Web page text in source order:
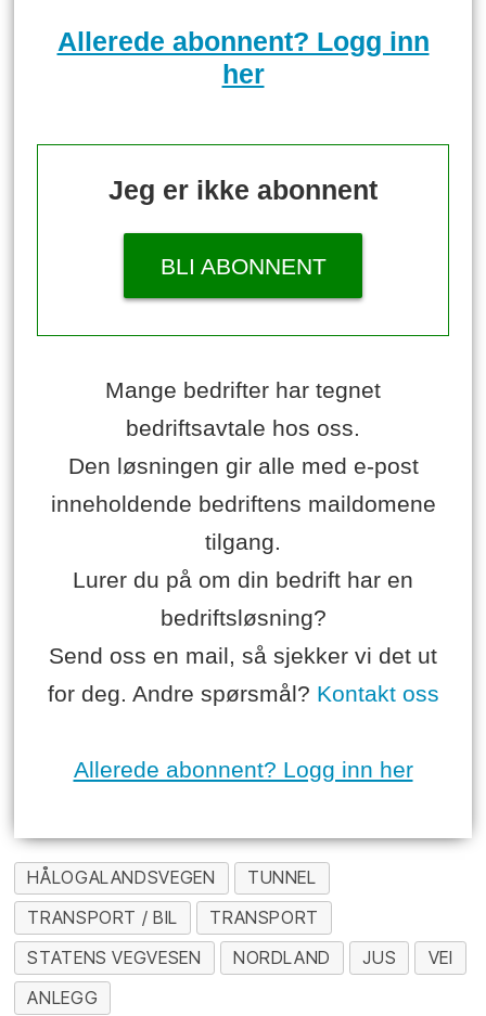
Allerede abonnent? Logg inn
her
Jeg er ikke abonnent
BLI ABONNENT
Mange bedrifter har tegnet
bedriftsavtale hos oss.
Den løsningen gir alle med e-post
inneholdende bedriftens maildomene
tilgang.
Lurer du på om din bedrift har en
bedriftsløsning?
Send oss en mail, så sjekker vi det ut
for deg. Andre spørsmål? Kontakt oss
Allerede abonnent? Logg inn her
HÅLOGALANDSVEGEN
TUNNEL
TRANSPORT / BIL
TRANSPORT
STATENS VEGVESEN
NORDLAND JUS
VEI
ANLEGG